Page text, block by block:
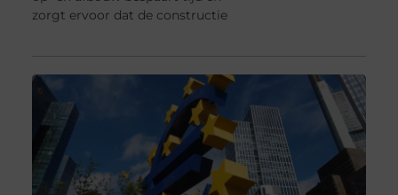
zorgt ervoor dat de constructie